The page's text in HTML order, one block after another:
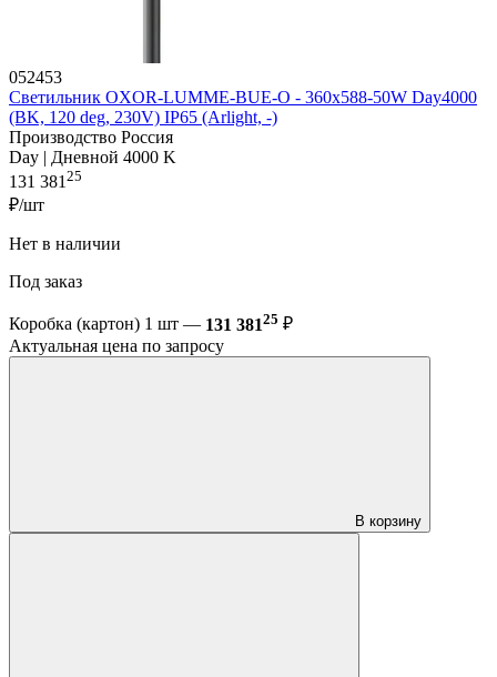
052453
Светильник OXOR-LUMME-BUE-О - 360x588-50W Day4000
(BK, 120 deg, 230V) IP65 (Arlight, -)
Производство Россия
Day | Дневной 4000 K
131 38125
₽/шт
Нет в наличии
Под заказ
Коробка (картон) 1 шт — 131 38125 ₽
Актуальная цена по запросу
В корзину